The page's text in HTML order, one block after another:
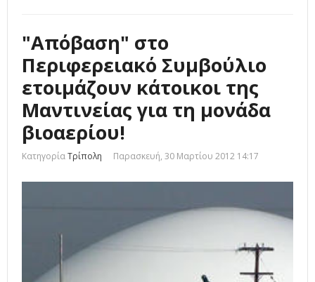
"Απόβαση" στο
Περιφερειακό Συμβούλιο
ετοιμάζουν κάτοικοι της
Μαντινείας για τη μονάδα
βιοαερίου!
ΚατηγορίαΤρίπολη Παρασκευή, 30 Μαρτίου 2012 14:17